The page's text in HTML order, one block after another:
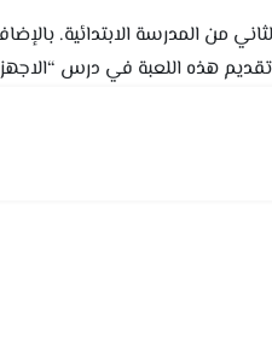
من المدرسة الابتدائية.
هذه اللعبة في درس